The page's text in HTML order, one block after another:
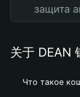
защита
关于 DEAN
Что такое